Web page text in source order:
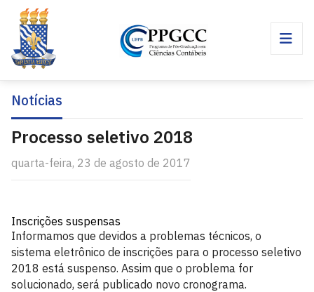
Notícias
Processo seletivo 2018
quarta-feira, 23 de agosto de 2017
Inscrições suspensas
Informamos que devidos a problemas técnicos, o
sistema eletrônico de inscrições para o processo seletivo
2018 está suspenso. Assim que o problema for
solucionado, será publicado novo cronograma.